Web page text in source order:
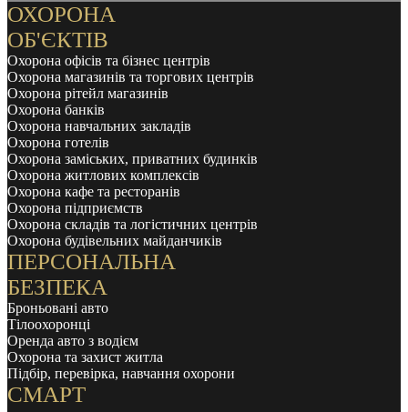
ОХОРОНА
ОБ'ЄКТІВ
Охорона офісів та бізнес центрів
Охорона магазинів та торгових центрів
Охорона рітейл магазинів
Охорона банків
Охорона навчальних закладів
Охорона готелів
Охорона заміських, приватних будинків
Охорона житлових комплексів
Охорона кафе та ресторанів
Охорона підприємств
Охорона складів та логістичних центрів
Охорона будівельних майданчиків
ПЕРСОНАЛЬНА
БЕЗПЕКА
Броньовані авто
Тілоохоронці
Оренда авто з водієм
Охорона та захист житла
Підбір, перевірка, навчання охорони
СМАРТ